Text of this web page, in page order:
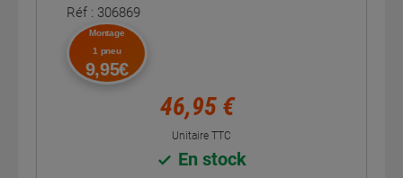
Réf : 306869
Montage
1 pneu
9,95€
46,95 €
Unitaire TTC
En stock